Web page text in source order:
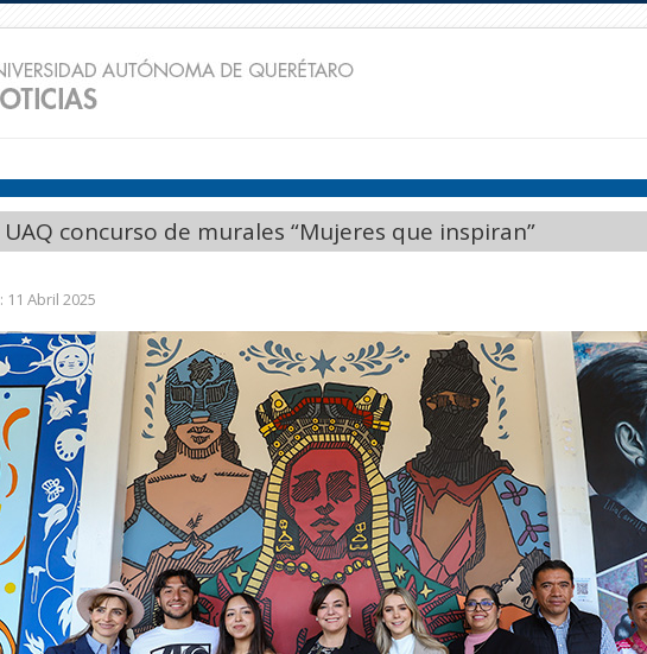
UAQ concurso de murales “Mujeres que inspiran”
11 Abril 2025